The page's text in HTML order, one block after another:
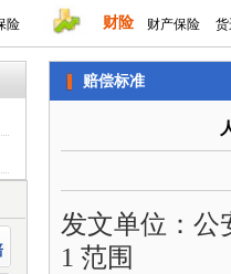
险 财险 财产保险 货
赔偿标准
发文单位：公
1 范围